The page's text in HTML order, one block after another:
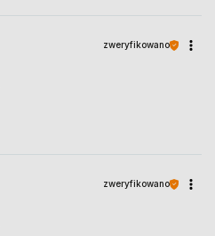
zweryfikowano
zweryfikowano